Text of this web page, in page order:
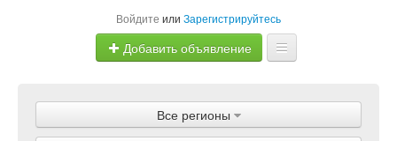
Войдите или Зарегистрируйтесь
Добавить объявление
Объявления
Все регионы